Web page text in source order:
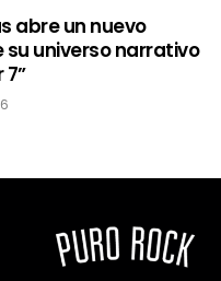
abre un nuevo
universo narrativo
7”